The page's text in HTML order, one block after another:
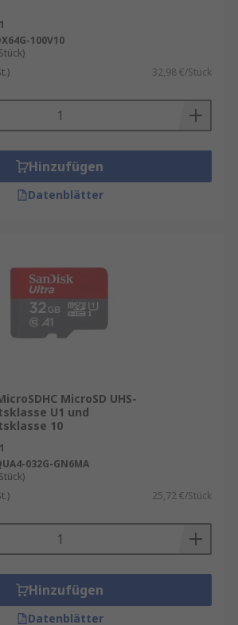
Geschwindigkeit
Karten für den
Temperaturbereich
mit unseren
.
100V10
32,98 €/Stück
Hinzufügen
Datenblätter
MicroSD UHS-
U1 und
10
032G-GN6MA
25,72 €/Stück
Hinzufügen
Datenblätter